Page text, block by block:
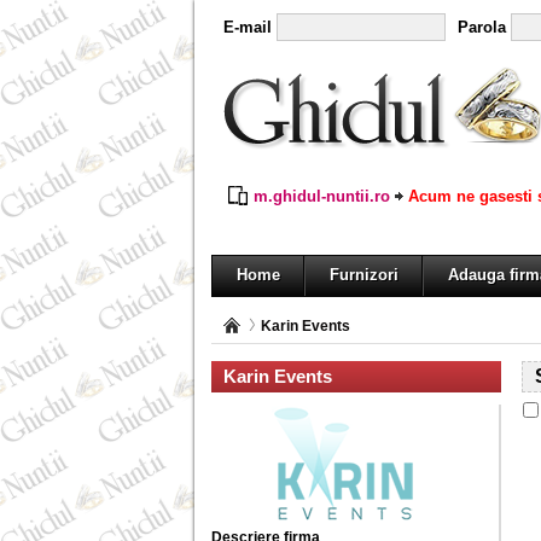
E-mail Parola
m.ghidul-nuntii.ro Acum ne gasesti
Home Furnizori Adauga
Karin Events
Karin Events
Descriere firma